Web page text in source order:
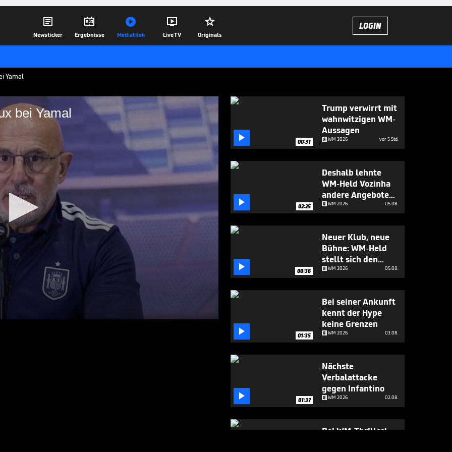

Newsticker

Ergebnisse

Mediathek

Live TV

Originals
LOGIN
Yamal
bei Yamal
Krux bei Yamal
sich vor dem WM-Auftakt
rechtzeitig fit wird. Zudem betont er,
Rodri im Training zum Fußball
08.06.26
 00:31
Trump verwirrt mit
wahnwitzigen WM-
Aussagen
WM 2026 vor 5 Std.
 02:25
Deshalb lehnte
WM-Held Vozinha
andere Angebote
abWM 2026 05.08.
 00:36
Neuer Klub, neue
Bühne: WM-Held
stellt sich den
Fragen
WM 2026 05.08.
 01:35
Bei seiner Ankunft
kennt der Hype
keine Grenzen
WM 2026 03.08.
 01:37
Nächste
Verbalattacke
gegen Infantino
WM 2026 02.08.
Bei WM-Thriller!